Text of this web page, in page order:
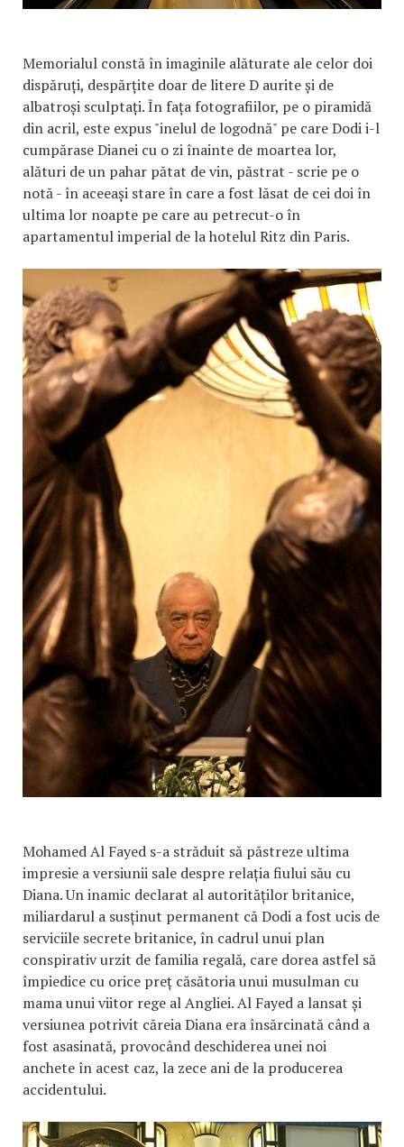
Memorialul constă în imaginile alăturate ale celor doi
dispăruți, despărțite doar de litere D aurite și de
albatroși sculptați. În fața fotografiilor, pe o piramidă
din acril, este expus "inelul de logodnă" pe care Dodi i-l
cumpărase Dianei cu o zi înainte de moartea lor,
alături de un pahar pătat de vin, păstrat - scrie pe o
notă - în aceeași stare în care a fost lăsat de cei doi în
ultima lor noapte pe care au petrecut-o în
apartamentul imperial de la hotelul Ritz din Paris.
Mohamed Al Fayed s-a străduit să păstreze ultima
impresie a versiunii sale despre relația fiului său cu
Diana. Un inamic declarat al autorităților britanice,
miliardarul a susținut permanent că Dodi a fost ucis de
serviciile secrete britanice, în cadrul unui plan
conspirativ urzit de familia regală, care dorea astfel să
împiedice cu orice preț căsătoria unui musulman cu
mama unui viitor rege al Angliei. Al Fayed a lansat și
versiunea potrivit căreia Diana era însărcinată când a
fost asasinată, provocând deschiderea unei noi
anchete în acest caz, la zece ani de la producerea
accidentului.